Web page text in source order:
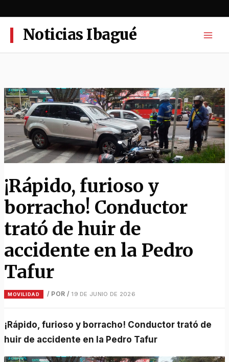
al
contenidoNoticias Ibagué
¡Rápido, furioso y
borracho! Conductor
trató de huir de
accidente en la Pedro
Tafur
MOVILIDAD / POR / 19 DE JUNIO DE 2026
¡Rápido, furioso y borracho! Conductor trató de
huir de accidente en la Pedro Tafur